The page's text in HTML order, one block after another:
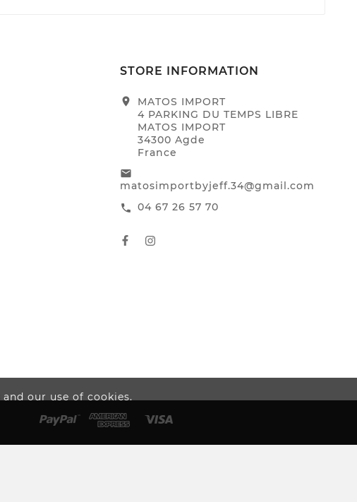
and our use of cookies.
STORE INFORMATION
location_on
MATOS IMPORT
4 PARKING DU TEMPS LIBRE
MATOS IMPORT
34300 Agde
France
email
matosimportbyjeff.34@gmail.com
call 04 67 26 57 70